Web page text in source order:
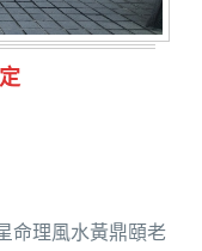
命
命理風水黃鼎頤老